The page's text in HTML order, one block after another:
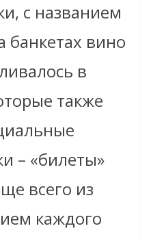
с названием
банкетах вино
в
также
– «билеты»
всего из
каждого